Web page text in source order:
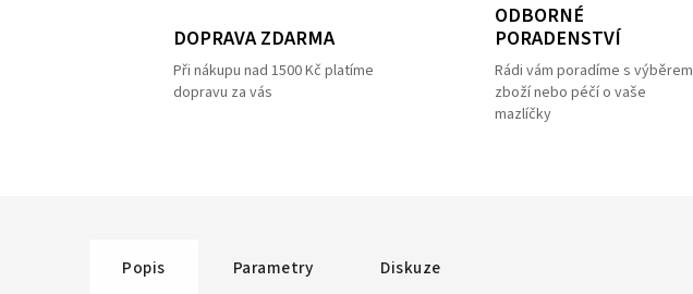
DOPRAVA ZDARMA
Při nákupu nad 1500 Kč platíme
dopravu za vás
ODBORNÉ
PORADENSTVÍ
Rádi vám poradíme s výběrem
zboží nebo péčí o vaše
mazlíčky
Popis Parametry Diskuze